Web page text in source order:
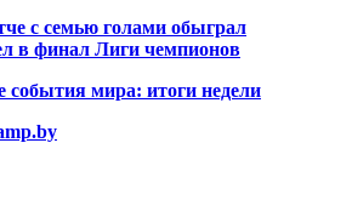
с семью голами обыграл
в финал Лиги чемпионов
события мира: итоги недели